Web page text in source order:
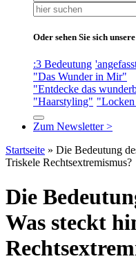
Suchen
nach:
Oder sehen Sie sich
:3 Bedeutung
"Das Wunder in Mir"
"Entdecke das
"Haarstyling" "Locken
Zum Newsletter >
Startseite » Die Bedeutung
Triskele Rechtsextremismus?
Die
Was steckt